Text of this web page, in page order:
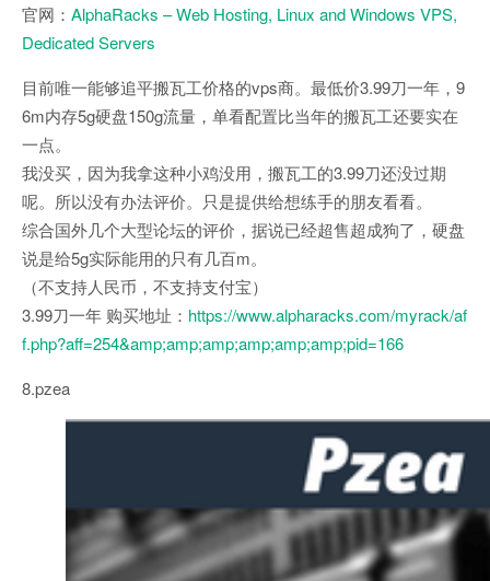
官网： AlphaRacks – Web Hosting, Linux and Windows VPS,
Dedicated Servers
目前唯一能够追平搬瓦工价格的vps商。最低价3.99刀一年，9
6m内存5g硬盘150g流量，单看配置比当年的搬瓦工还要实在
一点。
我没买，因为我拿这种小鸡没用，搬瓦工的3.99刀还没过期
呢。所以没有办法评价。只是提供给想练手的朋友看看。
综合国外几个大型论坛的评价，据说已经超售超成狗了，硬盘
说是给5g实际能用的只有几百m。
（不支持人民币，不支持支付宝）
3.99刀一年 购买地址： https://www.alpharacks.com/myrack/af
f.php?aff=254&amp;amp;amp;amp;amp;amp;pid=166
8.pzea